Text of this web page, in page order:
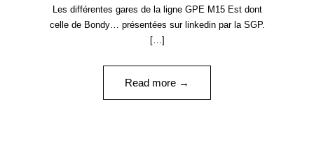
Les différentes gares de la ligne GPE M15 Est dont
celle de Bondy… présentées sur linkedin par la SGP.
[…]
Read more →